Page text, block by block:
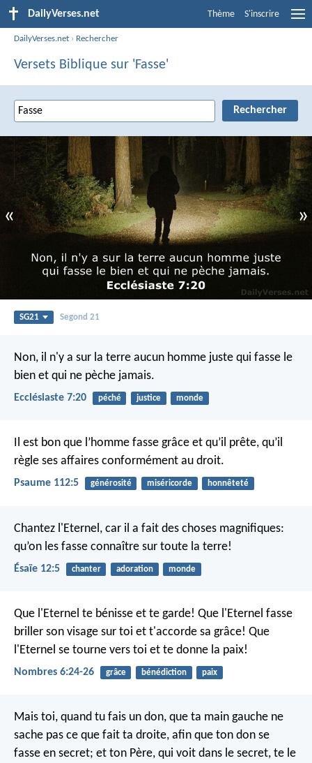
DailyVerses.net Thème S'inscrire
DailyVerses.net › Rechercher
Versets Biblique sur 'Fasse'
« »
SG21 Segond 21
Non, il n'y a sur la terre aucun homme juste qui fasse le
bien et qui ne pèche jamais.
Ecclésiaste 7:20 péché justice monde
Il est bon que l’homme fasse grâce et qu’il prête, qu’il
règle ses affaires conformément au droit.
Psaume 112:5 générosité miséricorde honnêteté
Chantez l'Eternel, car il a fait des choses magnifiques:
qu’on les fasse connaître sur toute la terre!
Ésaïe 12:5 chanter adoration monde
Que l'Eternel te bénisse et te garde! Que l'Eternel fasse
briller son visage sur toi et t'accorde sa grâce! Que
l'Eternel se tourne vers toi et te donne la paix!
Nombres 6:24-26 grâce bénédiction paix
Mais toi, quand tu fais un don, que ta main gauche ne
sache pas ce que fait ta droite, afin que ton don se
fasse en secret; et ton Père, qui voit dans le secret, te le